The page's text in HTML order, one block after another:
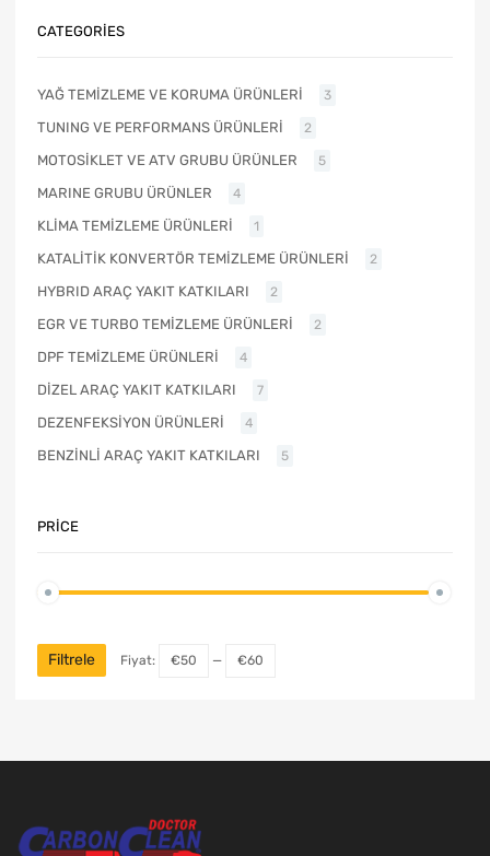
CATEGORIES
YAĞ TEMİZLEME VE KORUMA ÜRÜNLERİ 3
TUNING VE PERFORMANS ÜRÜNLERİ 2
MOTOSİKLET VE ATV GRUBU ÜRÜNLER 5
MARINE GRUBU ÜRÜNLER 4
KLİMA TEMİZLEME ÜRÜNLERİ 1
KATALİTİK KONVERTÖR TEMİZLEME ÜRÜNLERİ 2
HYBRID ARAÇ YAKIT KATKILARI 2
EGR VE TURBO TEMİZLEME ÜRÜNLERİ 2
DPF TEMİZLEME ÜRÜNLERİ 4
DİZEL ARAÇ YAKIT KATKILARI 7
DEZENFEKSİYON ÜRÜNLERİ 4
BENZİNLİ ARAÇ YAKIT KATKILARI 5
PRICE
Filtrele Fiyat: €50 — €60